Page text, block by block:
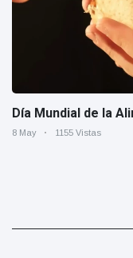
Día Mundial de la
8 May 1155 Vistas